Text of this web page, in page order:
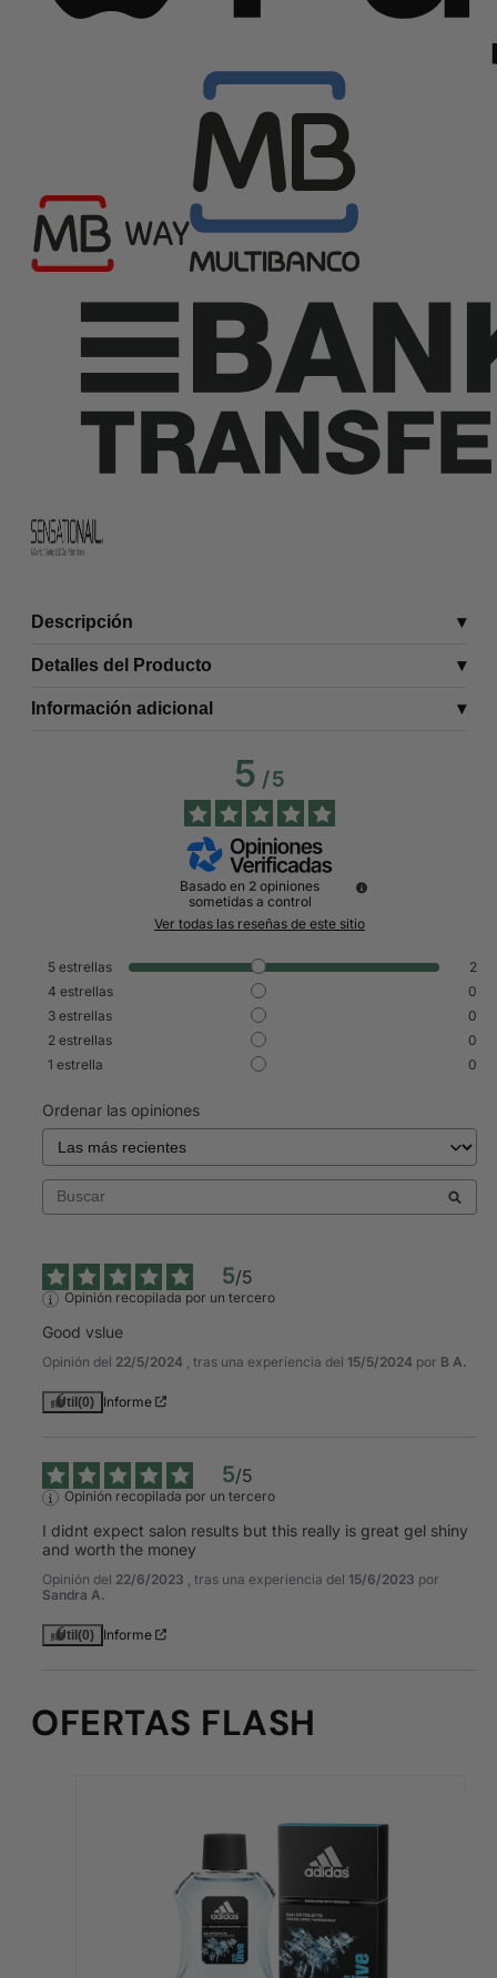
Descripción
Detalles del Producto
Información adicional
5/5
Basado en 2 opiniones
sometidas a control
Ver todas las reseñas de este sitio
5 estrellas
2
4 estrellas
0
3 estrellas
0
2 estrellas
0
1 estrella 0
Ordenar las opiniones
5/5
Opinión recopilada por un tercero
Good vslue
Opinión del 22/5/2024 , tras una experiencia del 15/5/2024 por B A.
Útil (0) Informe
5/5
Opinión recopilada por un tercero
I didnt expect salon results but this really is great gel shiny
and worth the money
Opinión del 22/6/2023 , tras una experiencia del 15/6/2023 por
Sandra A.
Útil (0) Informe
OFERTAS FLASH